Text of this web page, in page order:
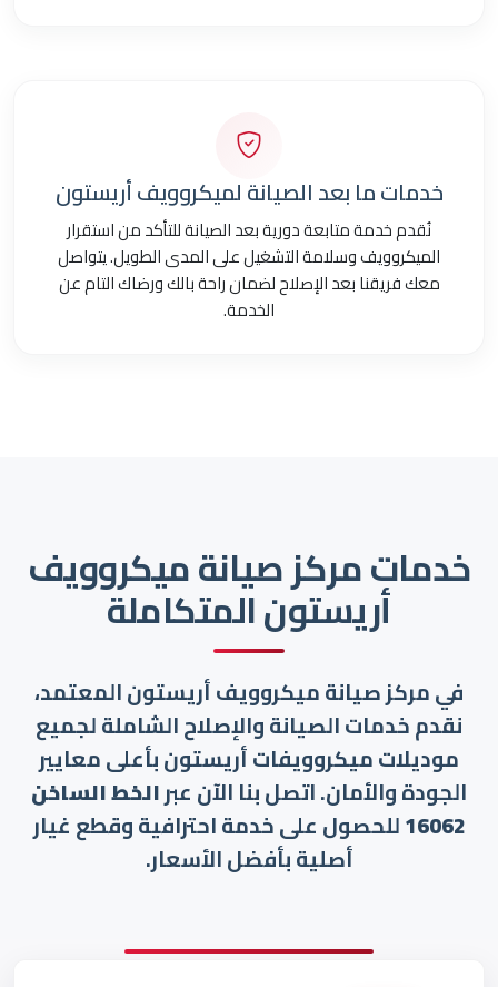
خدمات ما بعد الصيانة لميكروويف أريستون
نُقدم خدمة متابعة دورية بعد الصيانة للتأكد من استقرار
الميكروويف وسلامة التشغيل على المدى الطويل. يتواصل
معك فريقنا بعد الإصلاح لضمان راحة بالك ورضاك التام عن
الخدمة.
خدمات مركز صيانة ميكروويف
أريستون المتكاملة
في مركز صيانة ميكروويف أريستون المعتمد،
نقدم خدمات الصيانة والإصلاح الشاملة لجميع
موديلات ميكروويفات أريستون بأعلى معايير
الجودة والأمان. اتصل بنا الآن عبرالخط الساخن
16062للحصول على خدمة احترافية وقطع غيار
أصلية بأفضل الأسعار.